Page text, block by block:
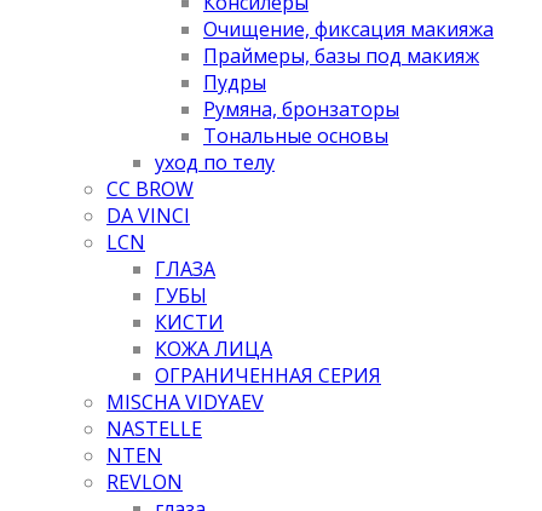
Очищение, фиксация макияжа
Праймеры, базы под макияж
Пудры
Румяна, бронзаторы
Тональные основы
уход по телу
CC BROW
DA VINCI
LCN
ГЛАЗА
ГУБЫ
КИСТИ
КОЖА ЛИЦА
ОГРАНИЧЕННАЯ СЕРИЯ
MISCHA VIDYAEV
NASTELLE
NTEN
REVLON